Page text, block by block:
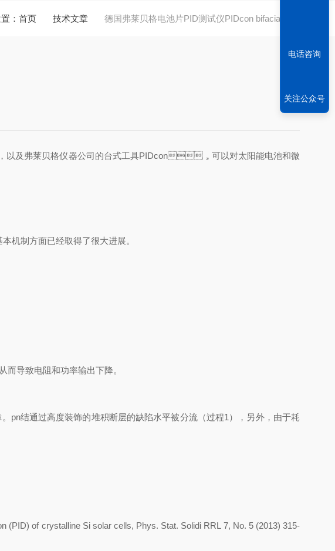
： 首页 技术文章 德国弗莱贝格电池片PID测试仪PIDcon bifacial技术
，以及弗莱贝格仪器公司的台式工具PIDcon，可以对太阳能电池和微
本机制方面已经取得了很大进展。
而导致电阻和功率输出下降。
pn结通过高度装饰的堆积断层的缺陷水平被分流（过程1 ），另外，由于耗
(PID) of crystalline Si solar cells, Phys. Stat. Solidi RRL 7, No. 5 (2013) 315-
电话咨询
关注公众号